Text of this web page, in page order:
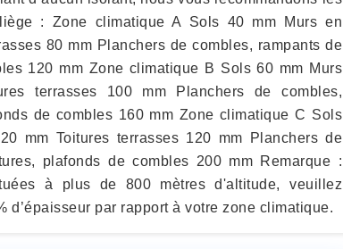
: Zone climatique A Sols 40 mm Murs en
80 mm Planchers de combles, rampants de
120 mm Zone climatique B Sols 60 mm Murs
terrasses 100 mm Planchers de combles,
de combles 160 mm Zone climatique C Sols
mm Toitures terrasses 120 mm Planchers de
plafonds de combles 200 mm Remarque :
à plus de 800 mètres d'altitude, veuillez
d’épaisseur par rapport à votre zone climatique.